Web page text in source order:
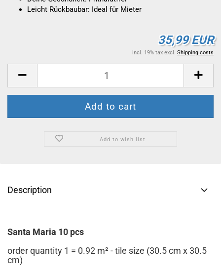
Leicht Rückbaubar: Ideal für Mieter
35,99 EUR
incl. 19% tax excl. Shipping costs
Add to wish list
Description
Santa Maria 10 pcs
order quantity 1 = 0.92 m² - tile size (30.5 cm x 30.5
cm)